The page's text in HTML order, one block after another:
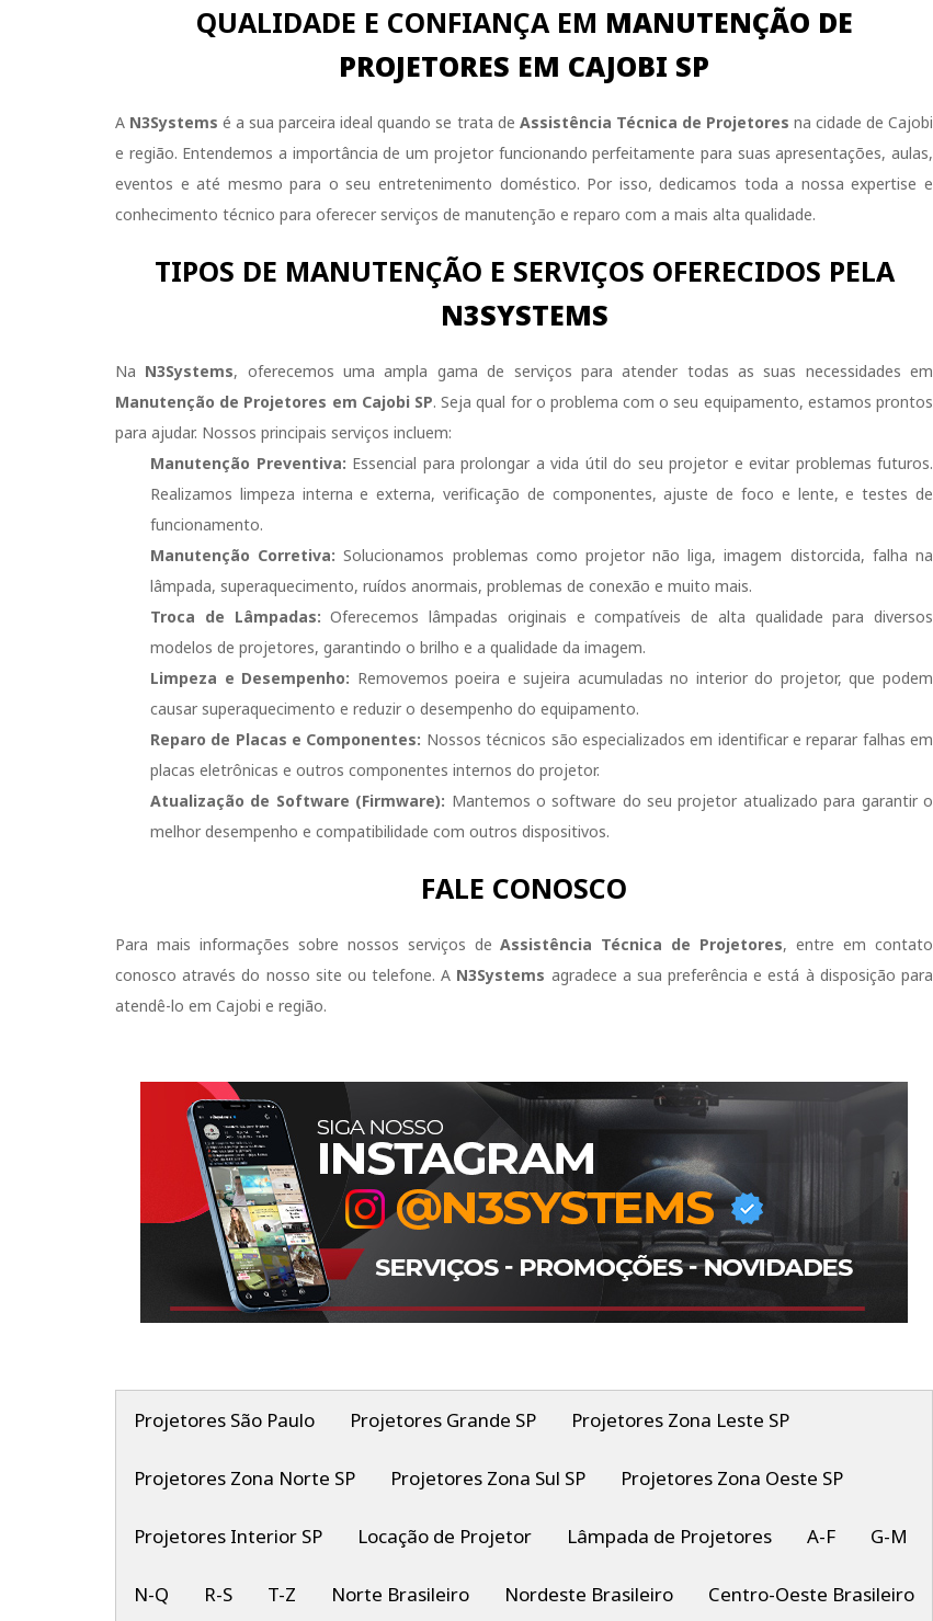
QUALIDADE E CONFIANÇA EM MANUTENÇÃO DE
PROJETORES EM CAJOBI SP
A N3Systems é a sua parceira ideal quando se trata de Assistência Técnica de Projetores na cidade de Cajobi
e região. Entendemos a importância de um projetor funcionando perfeitamente para suas apresentações, aulas,
eventos e até mesmo para o seu entretenimento doméstico. Por isso, dedicamos toda a nossa expertise e
conhecimento técnico para oferecer serviços de manutenção e reparo com a mais alta qualidade.
TIPOS DE MANUTENÇÃO E SERVIÇOS OFERECIDOS PELA
N3SYSTEMS
Na N3Systems, oferecemos uma ampla gama de serviços para atender todas as suas necessidades em
Manutenção de Projetores em Cajobi SP. Seja qual for o problema com o seu equipamento, estamos prontos
para ajudar. Nossos principais serviços incluem:
Manutenção Preventiva: Essencial para prolongar a vida útil do seu projetor e evitar problemas futuros.
Realizamos limpeza interna e externa, verificação de componentes, ajuste de foco e lente, e testes de
funcionamento.
Manutenção Corretiva: Solucionamos problemas como projetor não liga, imagem distorcida, falha na
lâmpada, superaquecimento, ruídos anormais, problemas de conexão e muito mais.
Troca de Lâmpadas: Oferecemos lâmpadas originais e compatíveis de alta qualidade para diversos
modelos de projetores, garantindo o brilho e a qualidade da imagem.
Limpeza e Desempenho: Removemos poeira e sujeira acumuladas no interior do projetor, que podem
causar superaquecimento e reduzir o desempenho do equipamento.
Reparo de Placas e Componentes: Nossos técnicos são especializados em identificar e reparar falhas em
placas eletrônicas e outros componentes internos do projetor.
Atualização de Software (Firmware): Mantemos o software do seu projetor atualizado para garantir o
melhor desempenho e compatibilidade com outros dispositivos.
FALE CONOSCO
Para mais informações sobre nossos serviços deAssistência Técnica de Projetores, entre em contato
conosco através do nosso site ou telefone. A N3Systems agradece a sua preferência e está à disposição para
atendê-lo em Cajobi e região.
Projetores São Paulo Projetores Grande SP Projetores Zona Leste SP
Projetores Zona Norte SP Projetores Zona Sul SP Projetores Zona Oeste SP
Projetores Interior SP Locação de Projetor Lâmpada de Projetores A-F G-M
N-Q R-S T-Z Norte Brasileiro Nordeste Brasileiro Centro-Oeste Brasileiro